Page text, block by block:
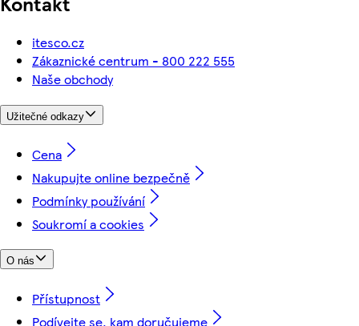
itesco.cz
Zákaznické centrum - 800 222 555
Naše obchody
Užitečné odkazy
Cena
Nakupujte online bezpečně
Podmínky používání
Soukromí a cookies
O nás
Přístupnost
Podívejte se, kam doručujeme